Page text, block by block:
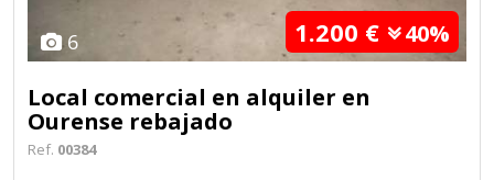
6 1.200 € 40%
Local comercial en alquiler en
Ourense rebajado
Ref. 00384